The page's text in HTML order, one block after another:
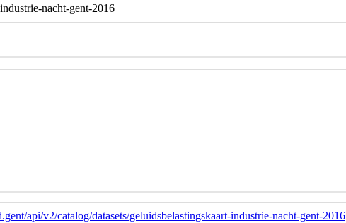
nacht-gent-2016
api/v2/catalog/datasets/geluidsbelastingskaart-industrie-nacht-gent-2016